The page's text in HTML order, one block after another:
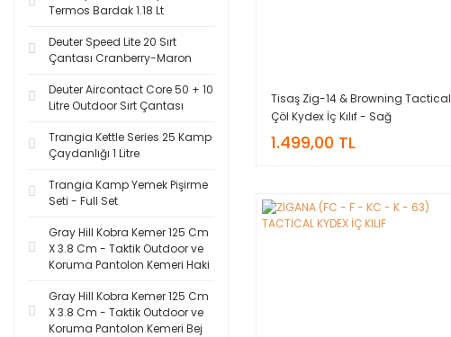
Termos Bardak 1.18 Lt
Deuter Speed Lite 20 Sırt
Çantası Cranberry-Maron
Deuter Aircontact Core 50 + 10
Litre Outdoor Sırt Çantası
Trangia Kettle Series 25 Kamp
Çaydanlığı 1 Litre
Trangia Kamp Yemek Pişirme
Seti - Full Set
Gray Hill Kobra Kemer 125 Cm
X 3.8 Cm - Taktik Outdoor ve
Koruma Pantolon Kemeri Haki
Gray Hill Kobra Kemer 125 Cm
X 3.8 Cm - Taktik Outdoor ve
Koruma Pantolon Kemeri Bej
Tisaş Zig-14 & Browning Tactical
Çöl Kydex İç Kılıf - Sağ
1.499,00 TL